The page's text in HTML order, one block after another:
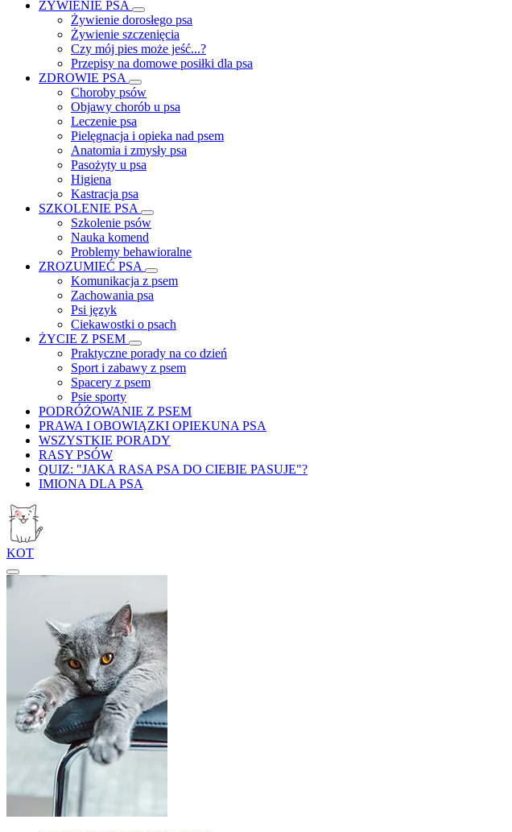
ŻYWIENIE PSA
Żywienie dorosłego psa
Żywienie szczenięcia
Czy mój pies może jeść...?
Przepisy na domowe posiłki dla psa
ZDROWIE PSA
Choroby psów
Objawy chorób u psa
Leczenie psa
Pielęgnacja i opieka nad psem
Anatomia i zmysły psa
Pasożyty u psa
Higiena
Kastracja psa
SZKOLENIE PSA
Szkolenie psów
Nauka komend
Problemy behawioralne
ZROZUMIEĆ PSA
Komunikacja z psem
Zachowania psa
Psi język
Ciekawostki o psach
ŻYCIE Z PSEM
Praktyczne porady na co dzień
Sport i zabawy z psem
Spacery z psem
Psie sporty
PODRÓŻOWANIE Z PSEM
PRAWA I OBOWIĄZKI OPIEKUNA PSA
WSZYSTKIE PORADY
RASY PSÓW
QUIZ: "JAKA RASA PSA DO CIEBIE PASUJE"?
IMIONA DLA PSA
KOT